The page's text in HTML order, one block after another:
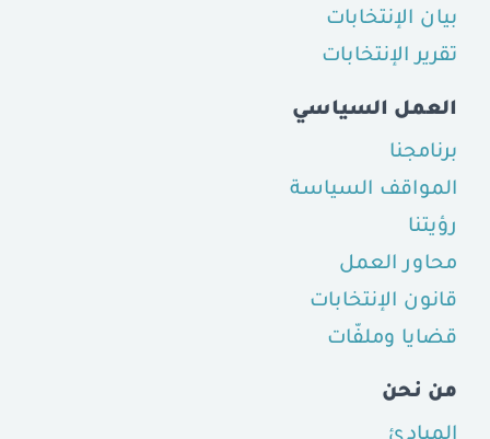
بيان الإنتخابات
تقرير الإنتخابات
العمل السياسي
برنامجنا
المواقف السياسة
رؤيتنا
محاور العمل
قانون الإنتخابات
قضايا وملفّات
من نحن